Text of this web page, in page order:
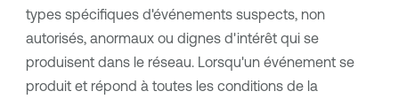
types spécifiques d'événements suspects, non
autorisés, anormaux ou dignes d'intérêt qui se
produisent dans le réseau. Lorsqu'un événement se
produit et répond à toutes les conditions de la